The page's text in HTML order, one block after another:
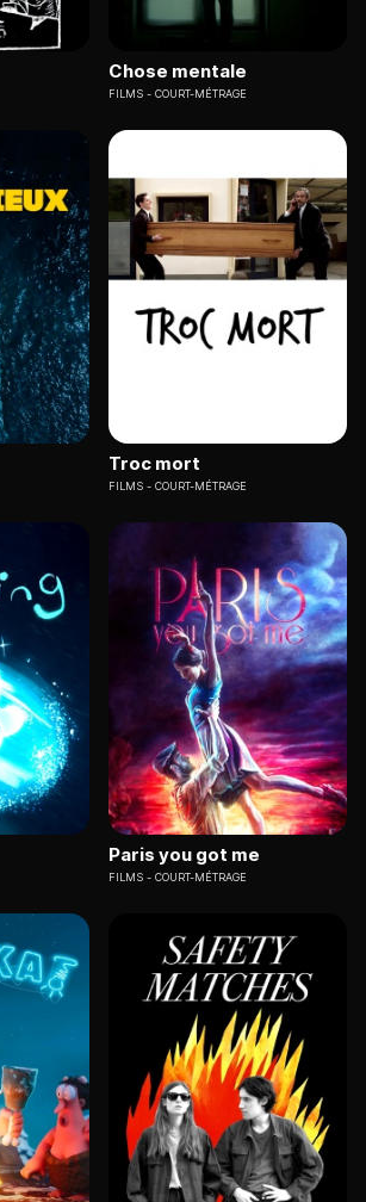
Chose mentale
FILMS COURT-MÉTRAGE
Troc mort
FILMS COURT-MÉTRAGE
Paris you got me
FILMS COURT-MÉTRAGE